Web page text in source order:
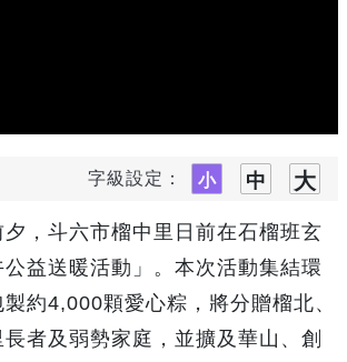
字級設定：
，斗六市榴中里日前在石榴班玄
益送暖活動」。本次活動集結環
約4,000顆愛心粽，將分贈榴北、
者及弱勢家庭，並擴及華山、創